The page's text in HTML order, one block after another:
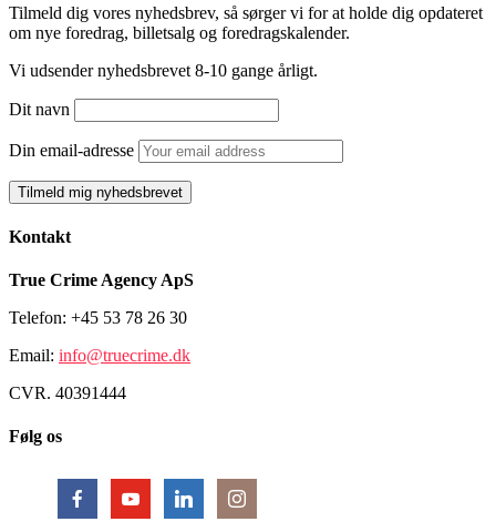
Tilmeld dig vores nyhedsbrev, så sørger vi for at holde dig opdateret
om nye foredrag, billetsalg og foredragskalender.
Vi udsender nyhedsbrevet 8-10 gange årligt.
Dit navn
Din email-adresse
Kontakt
True Crime Agency ApS
Telefon: +45 53 78 26 30
Email: info@truecrime.dk
CVR. 40391444
Følg os